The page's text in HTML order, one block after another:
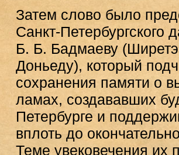
Затем слово было
Санкт-Петербургского
Б. Б. Бадмаеву
Доньеду), который
сохранения памяти о
ламах, создававших
Петербурге и
вплоть до
Теме увековечения их